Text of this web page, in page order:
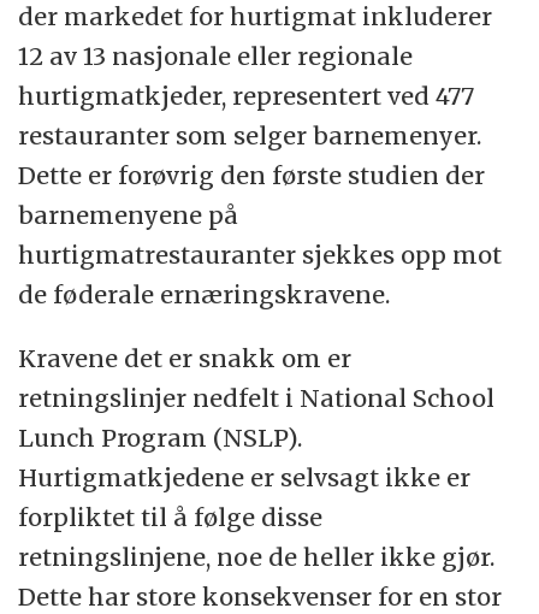
der markedet for hurtigmat inkluderer
12 av 13 nasjonale eller regionale
hurtigmatkjeder, representert ved 477
restauranter som selger barnemenyer.
Dette er forøvrig den første studien der
barnemenyene på
hurtigmatrestauranter sjekkes opp mot
de føderale ernæringskravene.
Kravene det er snakk om er
retningslinjer nedfelt i National School
Lunch Program (NSLP).
Hurtigmatkjedene er selvsagt ikke er
forpliktet til å følge disse
retningslinjene, noe de heller ikke gjør.
Dette har store konsekvenser for en stor